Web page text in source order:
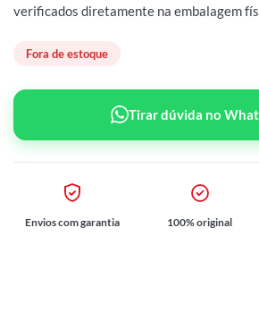
verificados diretamente na embalagem
Fora de estoque
Tirar dúvida no
Envios com garantia 100% original